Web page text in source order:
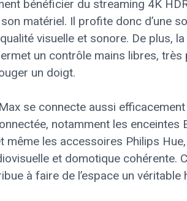
bénéficier du streaming 4K
matériel. Il profite donc d’une
visuelle et sonore. De plus,
un contrôle mains libres, très
un doigt.
se connecte aussi
notamment les enceintes
même les accessoires Philips
et domotique cohérente.
à faire de l’espace un